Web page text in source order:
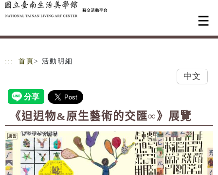
跳到主要內容
網站導覽
::: 首頁 > 活動明細
中文
《𨑨迌物&原生藝術的交匯∞》展覽